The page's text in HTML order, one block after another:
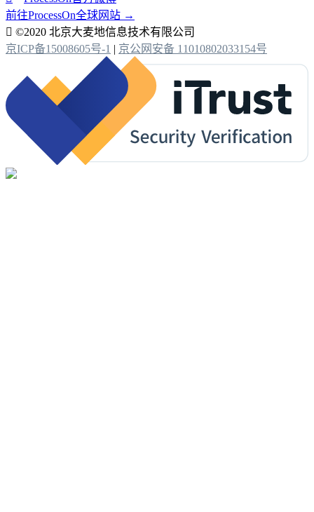
前往ProcessOn全球网站 →
 ©2020 北京大麦地信息技术有限公司
京ICP备15008605号-1 | 京公网安备 11010802033154号